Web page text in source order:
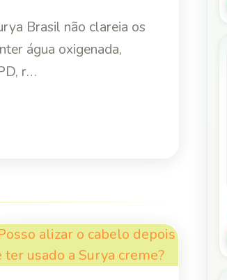
Brasil não clareia os
água oxigenada,
r…